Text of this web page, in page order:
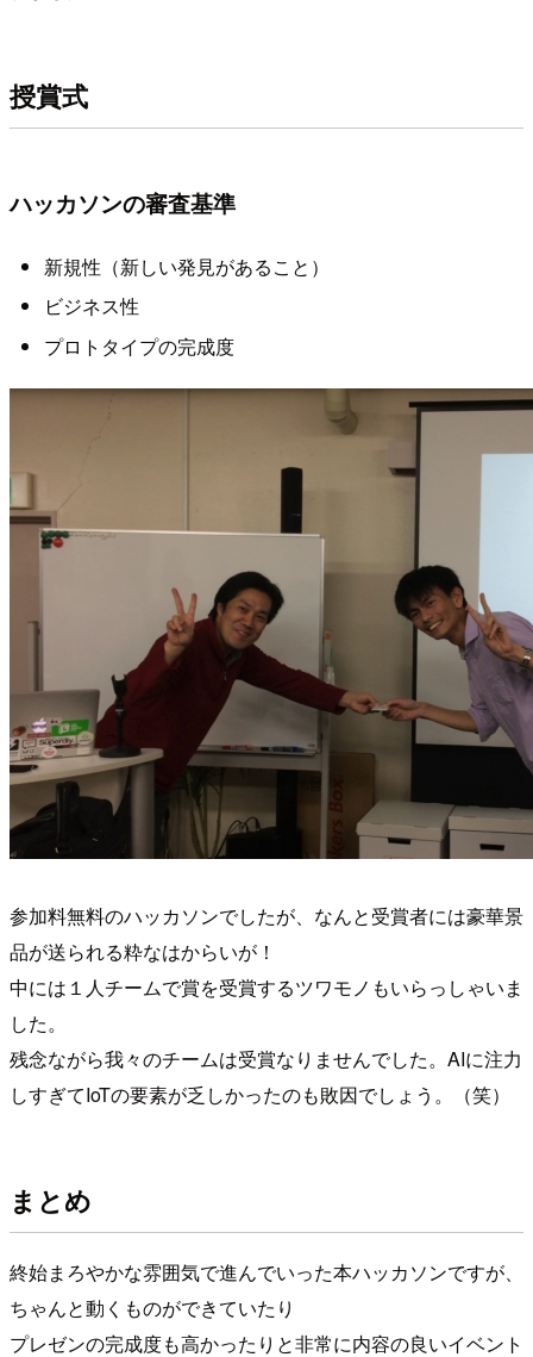
授賞式
ハッカソンの審査基準
新規性（新しい発見があること）
ビジネス性
プロトタイプの完成度
参加料無料のハッカソンでしたが、なんと受賞者には豪華景
品が送られる粋なはからいが！
中には１人チームで賞を受賞するツワモノもいらっしゃいま
した。
残念ながら我々のチームは受賞なりませんでした。AIに注力
しすぎてIoTの要素が乏しかったのも敗因でしょう。（笑）
まとめ
終始まろやかな雰囲気で進んでいった本ハッカソンですが、
ちゃんと動くものができていたり
プレゼンの完成度も高かったりと非常に内容の良いイベント